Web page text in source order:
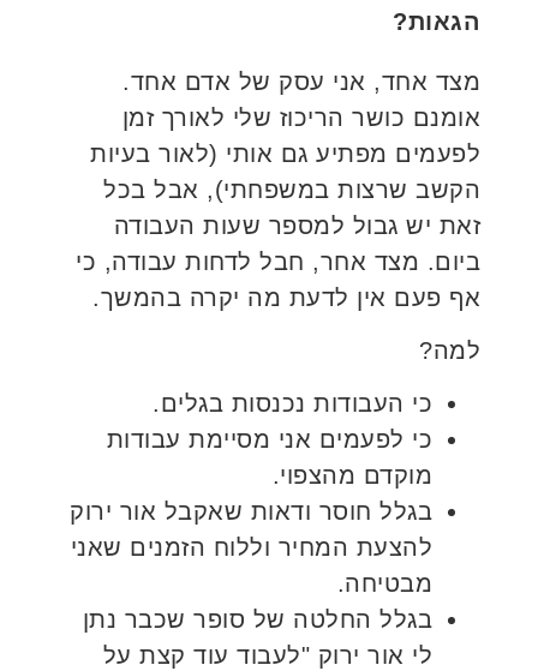
הגאות?
מצד אחד, אני עסק של אדם אחד.
אומנם כושר הריכוז שלי לאורך זמן
לפעמים מפתיע גם אותי (לאור בעיות
הקשב שרצות במשפחתי), אבל בכל
זאת יש גבול למספר שעות העבודה
ביום. מצד אחר, חבל לדחות עבודה, כי
אף פעם אין לדעת מה יקרה בהמשך.
למה?
כי העבודות נכנסות בגלים.
כי לפעמים אני מסיימת עבודות
מוקדם מהצפוי.
בגלל חוסר ודאות שאקבל אור ירוק
להצעת המחיר וללוח הזמנים שאני
מבטיחה.
בגלל החלטה של סופר שכבר נתן
לי אור ירוק "לעבוד עוד קצת על